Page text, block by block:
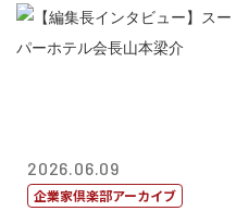
2026.06.09
企業家倶楽部アーカイブ